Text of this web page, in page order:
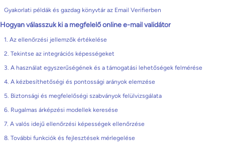
Gyakorlati példák és gazdag könyvtár az Email Verifierben
Hogyan válasszuk ki a megfelelő online e-mail validátor
1. Az ellenőrzési jellemzők értékelése
2. Tekintse az integrációs képességeket
3. A használat egyszerűségének és a támogatási lehetőségek felmérése
4. A kézbesíthetőségi és pontossági arányok elemzése
5. Biztonsági és megfelelőségi szabványok felülvizsgálata
6. Rugalmas árképzési modellek keresése
7. A valós idejű ellenőrzési képességek ellenőrzése
8. További funkciók és fejlesztések mérlegelése